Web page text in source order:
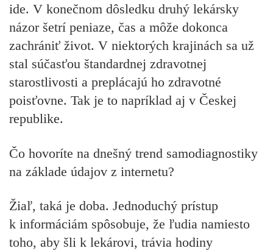
ide. V konečnom dôsledku druhý lekársky
názor šetrí peniaze, čas a môže dokonca
zachrániť život. V niektorých krajinách sa už
stal súčasťou štandardnej zdravotnej
starostlivosti a preplácajú ho zdravotné
poisťovne. Tak je to napríklad aj v Českej
republike.
Čo hovoríte na dnešný trend samodiagnostiky
na základe údajov z internetu?
Žiaľ, taká je doba. Jednoduchý prístup
k informáciám spôsobuje, že ľudia namiesto
toho, aby šli k lekárovi, trávia hodiny